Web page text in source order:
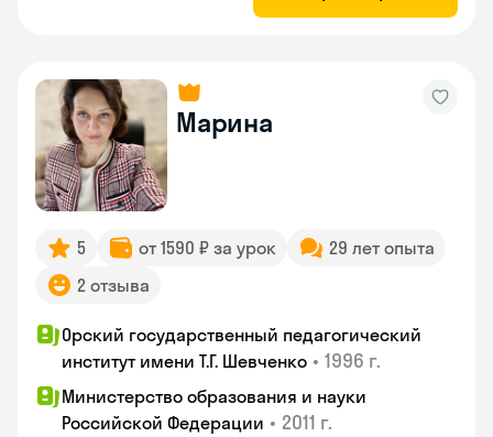
Марина
5 от 1590 ₽ за урок
29 лет опыта
2 отзыва
Орский государственный педагогический
институт имени Т.Г. Шевченко • 1996 г.
Министерство образования и науки
Российской Федерации • 2011 г.